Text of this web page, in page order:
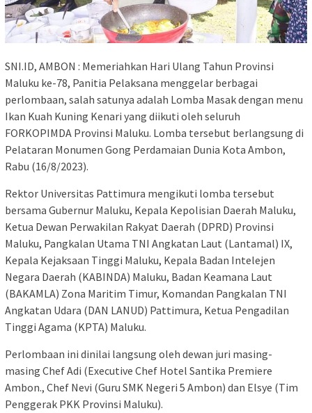
SNI.ID, AMBON : Memeriahkan Hari Ulang Tahun Provinsi
Maluku ke-78, Panitia Pelaksana menggelar berbagai
perlombaan, salah satunya adalah Lomba Masak dengan menu
Ikan Kuah Kuning Kenari yang diikuti oleh seluruh
FORKOPIMDA Provinsi Maluku. Lomba tersebut berlangsung di
Pelataran Monumen Gong Perdamaian Dunia Kota Ambon,
Rabu (16/8/2023).
Rektor Universitas Pattimura mengikuti lomba tersebut
bersama Gubernur Maluku, Kepala Kepolisian Daerah Maluku,
Ketua Dewan Perwakilan Rakyat Daerah (DPRD) Provinsi
Maluku, Pangkalan Utama TNI Angkatan Laut (Lantamal) IX,
Kepala Kejaksaan Tinggi Maluku, Kepala Badan Intelejen
Negara Daerah (KABINDA) Maluku, Badan Keamana Laut
(BAKAMLA) Zona Maritim Timur, Komandan Pangkalan TNI
Angkatan Udara (DAN LANUD) Pattimura, Ketua Pengadilan
Tinggi Agama (KPTA) Maluku.
Perlombaan ini dinilai langsung oleh dewan juri masing-
masing Chef Adi (Executive Chef Hotel Santika Premiere
Ambon., Chef Nevi (Guru SMK Negeri 5 Ambon) dan Elsye (Tim
Penggerak PKK Provinsi Maluku).